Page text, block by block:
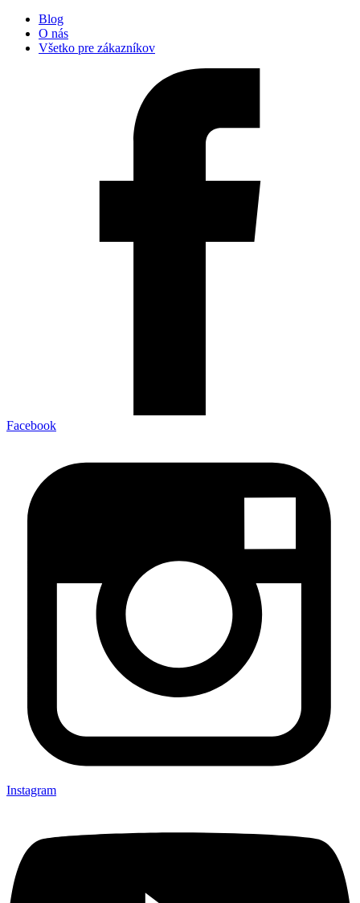
Blog
O nás
Všetko pre zákazníkov
Facebook
Instagram